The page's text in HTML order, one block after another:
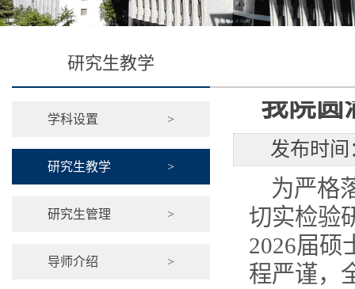
研究生教学
学科设置 >
研究生教学 >
研究生管理 >
导师介绍 >
我院圆
发布时
为严格
切实检验
2026届硕
程严谨，